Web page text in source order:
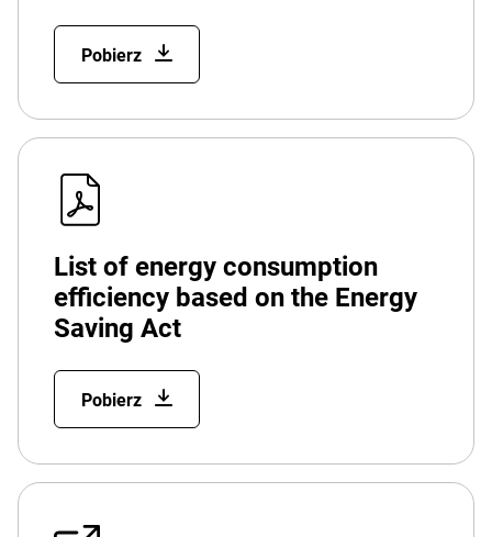
Pobierz
List of energy consumption
efficiency based on the Energy
Saving Act
Pobierz